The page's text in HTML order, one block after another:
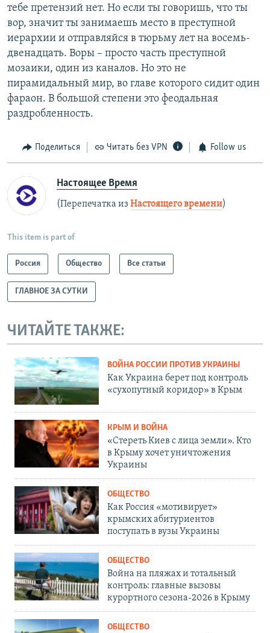
тебе претензий нет. Но если ты говоришь, что ты
вор, значит ты занимаешь место в преступной
иерархии и отправляйся в тюрьму лет на восемь-
двенадцать. Воры – просто часть преступной
мозаики, один из каналов. Но это не
пирамидальный мир, во главе которого сидит один
фараон. В большой степени это феодальная
раздробленность.
Поделиться Читать без VPN Follow us
Настоящее Время
(Перепечатка из Настоящего времени)
This item is part of
Россия Общество Все статьи
ГЛАВНОЕ ЗА СУТКИ
ЧИТАЙТЕ ТАКЖЕ:
ВОЙНА РОССИИ ПРОТИВ УКРАИНЫ
Как Украина берет под контроль
«сухопутный коридор» в Крым
КРЫМ И ВОЙНА
«Стереть Киев с лица земли». Кто
в Крыму хочет уничтожения
Украины
ОБЩЕСТВО
Как Россия «мотивирует»
крымских абитуриентов
поступать в вузы Украины
ОБЩЕСТВО
Война на пляжах и тотальный
контроль: главные вызовы
курортного сезона-2026 в Крыму
ОБЩЕСТВО